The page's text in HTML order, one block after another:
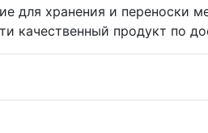
для хранения и переноски
качественный продукт по